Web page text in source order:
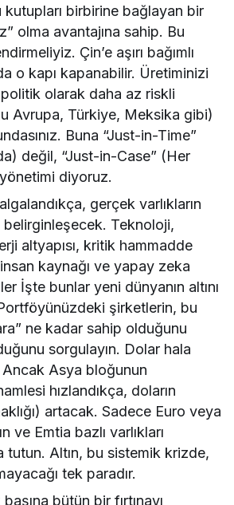
birbirine bağlayan bir
olma avantajına sahip. Bu
Çin’e aşırı bağımlı
o kapı kapanabilir. Üretiminizi
olarak daha az riskli
Avrupa, Türkiye, Meksika gibi)
Buna “Just-in-Time”
değil, “Just-in-Case” (Her
diyoruz.
gerçek varlıkların
Teknoloji,
altyapısı, kritik hammadde
kaynağı ve yapay zeka
İşte bunlar yeni dünyanın altını
şirketlerin, bu
ne kadar sahip olduğunu
sorgulayın. Dolar hala
Asya bloğunun
hızlandıkça, doların
artacak. Sadece Euro veya
ve Emtia bazlı varlıkları
tutun. Altın, bu sistemik krizde,
tek paradır.
bütün bir fırtınayı